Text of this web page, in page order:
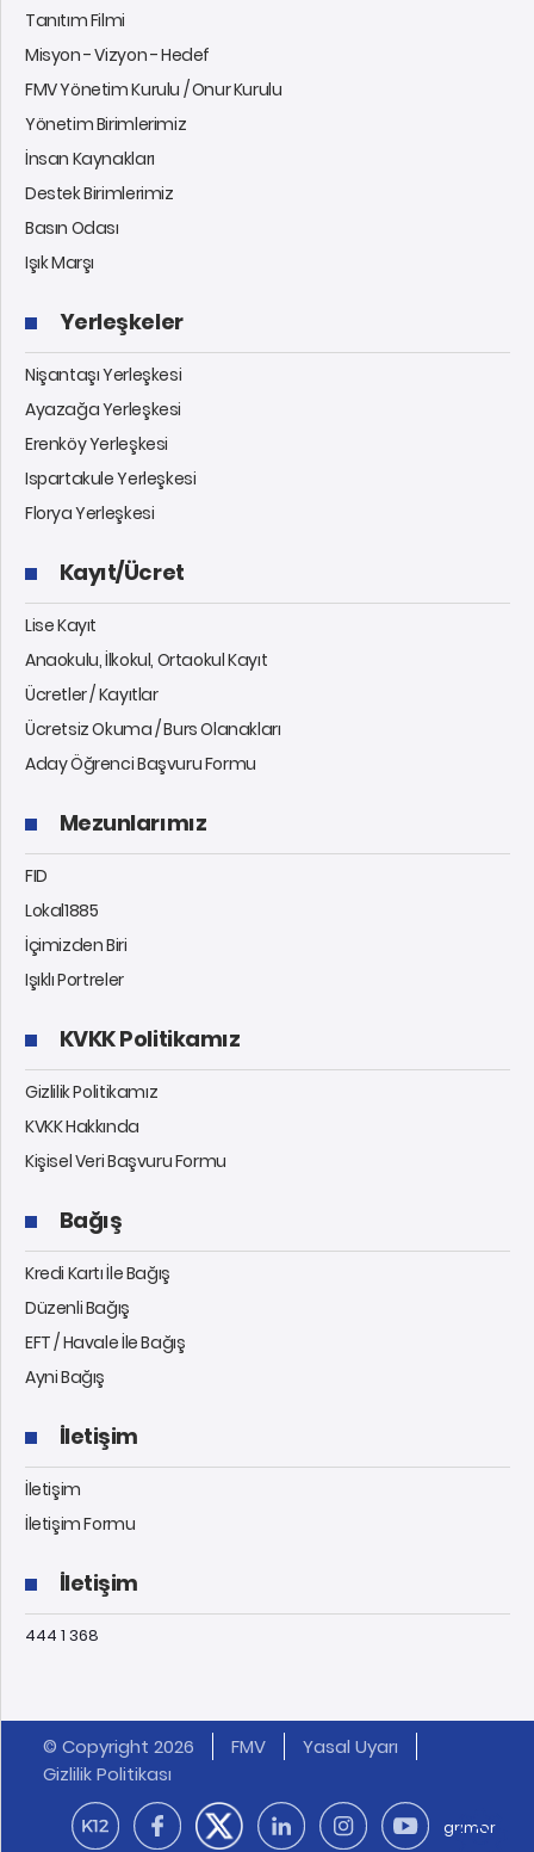
Tanıtım Filmi
Misyon - Vizyon - Hedef
FMV Yönetim Kurulu / Onur Kurulu
Yönetim Birimlerimiz
İnsan Kaynakları
Destek Birimlerimiz
Basın Odası
Işık Marşı
Yerleşkeler
Nişantaşı Yerleşkesi
Ayazağa Yerleşkesi
Erenköy Yerleşkesi
Ispartakule Yerleşkesi
Florya Yerleşkesi
Kayıt/Ücret
Lise Kayıt
Anaokulu, İlkokul, Ortaokul Kayıt
Ücretler / Kayıtlar
Ücretsiz Okuma / Burs Olanakları
Aday Öğrenci Başvuru Formu
Mezunlarımız
FID
Lokal1885
İçimizden Biri
Işıklı Portreler
KVKK Politikamız
Gizlilik Politikamız
KVKK Hakkında
Kişisel Veri Başvuru Formu
Bağış
Kredi Kartı İle Bağış
Düzenli Bağış
EFT / Havale İle Bağış
Ayni Bağış
İletişim
İletişim
İletişim Formu
İletişim
444 1 368
© Copyright 2026 FMV
Yasal Uyarı
Gizlilik Politikası
grimor